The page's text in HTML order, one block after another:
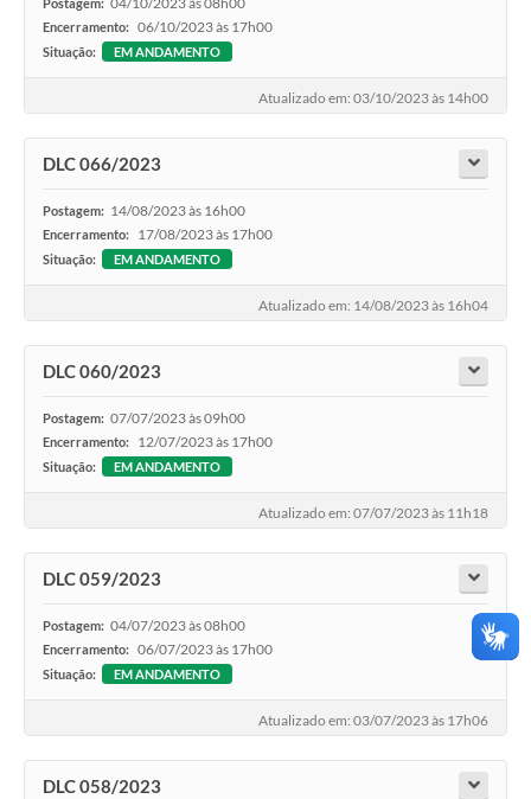
Postagem:
Encerramento: 06/10/2023 às 17h00
Situação: EM ANDAMENTO
Atualizado em: 03/10/2023 às 14h00
DLC 066/2023
Postagem: 14/08/2023 às 16h00
Encerramento: 17/08/2023 às 17h00
Situação: EM ANDAMENTO
Atualizado em: 14/08/2023 às 16h04
DLC 060/2023
Postagem: 07/07/2023 às 09h00
Encerramento: 12/07/2023 às 17h00
Situação: EM ANDAMENTO
Atualizado em: 07/07/2023 às 11h18
DLC 059/2023
Postagem: 04/07/2023 às 08h00
Encerramento: 06/07/2023 às 17h00
Situação: EM ANDAMENTO
Atualizado em: 03/07/2023 às 17h06
DLC 058/2023